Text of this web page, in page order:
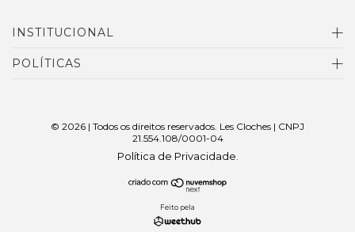
INSTITUCIONAL
POLÍTICAS
© 2026 | Todos os direitos reservados. Les Cloches | CNPJ
21.554.108/0001-04
Política de Privacidade
Feito pela